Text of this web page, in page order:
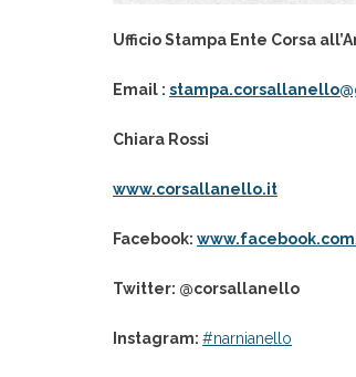
Ufficio Stampa Ente Corsa
Email :
Chiara Rossi
www.corsallanello.it
Facebook:
Twitter: @corsallanello
Instagram: #‎narnianello